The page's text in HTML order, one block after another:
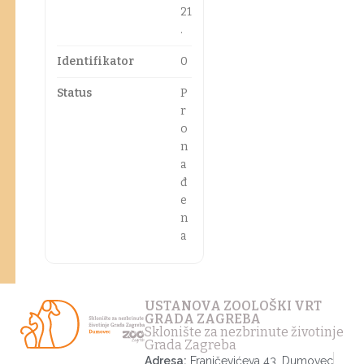
21
.
Identifikator 0
Status
P
r
o
n
a
đ
e
n
a
USTANOVA ZOOLOŠKI VRT
GRADA ZAGREBA
Sklonište za nezbrinute životinje
Grada Zagreba
Adresa: Franjčevićeva 43, Dumovec